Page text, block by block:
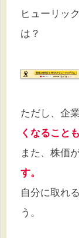
ヒューリッ
は？
ただし、企
くなること
また、株価
す。
自分に取れ
う。